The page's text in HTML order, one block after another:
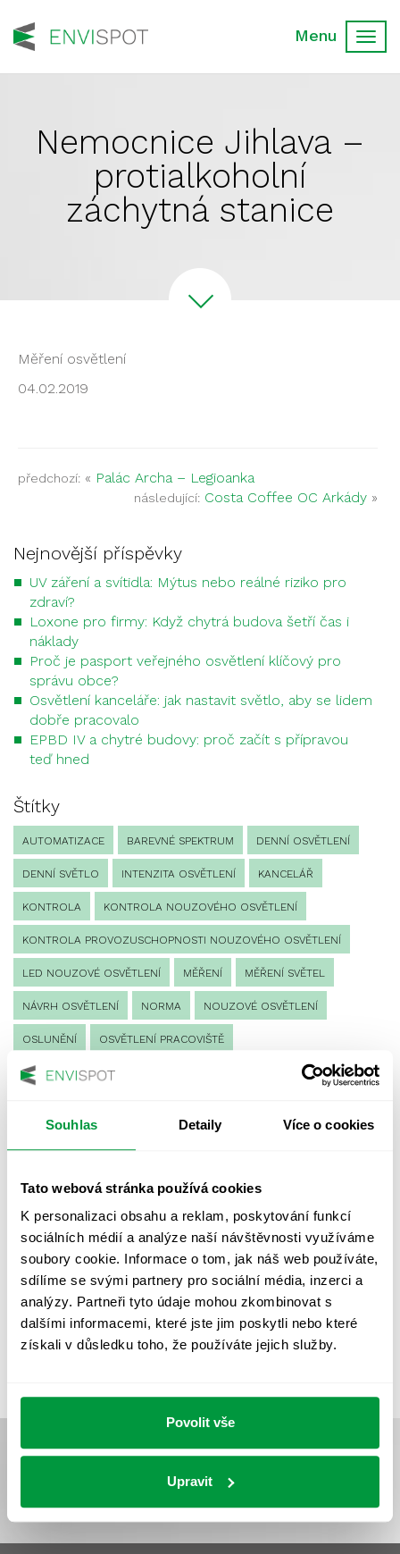
Souhlas Detaily Více o cookies
Tato webová stránka používá cookies
K personalizaci obsahu a reklam, poskytování funkcí
sociálních médií a analýze naší návštěvnosti využíváme
soubory cookie. Informace o tom, jak náš web používáte,
sdílíme se svými partnery pro sociální média, inzerci a
analýzy. Partneři tyto údaje mohou zkombinovat s
dalšími informacemi, které jste jim poskytli nebo které
získali v důsledku toho, že používáte jejich služby.
Povolit vše
Upravit
Nemocnice Jihlava –
protialkoholní
záchytná stanice
Měření osvětlení
04.02.2019
předchozí: « Palác Archa – Legioanka
následující: Costa Coffee OC Arkády »
Nejnovější příspěvky
UV záření a svítidla: Mýtus nebo reálné riziko pro
zdraví?
Loxone pro firmy: Když chytrá budova šetří čas i
náklady
Proč je pasport veřejného osvětlení klíčový pro
správu obce?
Osvětlení kanceláře: jak nastavit světlo, aby se lidem
dobře pracovalo
EPBD IV a chytré budovy: proč začít s přípravou
teď hned
Štítky
AUTOMATIZACE BAREVNÉ SPEKTRUM DENNÍ OSVĚTLENÍ
DENNÍ SVĚTLO INTENZITA OSVĚTLENÍ KANCELÁŘ
KONTROLA KONTROLA NOUZOVÉHO OSVĚTLENÍ
KONTROLA PROVOZUSCHOPNOSTI NOUZOVÉHO OSVĚTLENÍ
LED NOUZOVÉ OSVĚTLENÍ MĚŘENÍ MĚŘENÍ SVĚTEL
NÁVRH OSVĚTLENÍ NORMA NOUZOVÉ OSVĚTLENÍ
OSLUNĚNÍ OSVĚTLENÍ PRACOVIŠTĚ
OSVĚTLENÍ PŘECHODŮ PRO CHODCE
UMĚLÉ OSVĚTLENÍ VEŘEJNÉ OSVĚTLENÍ
VÝPOČTY A NÁVRHY ZASTÍNĚNÍ
ZKOUŠKY NOUZOVÉHO OSVĚTLENÍ